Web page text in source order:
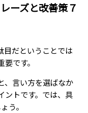
ーズと改善策７
目だということでは
です。
、言い方を選ばなか
ントです。では、具
う。